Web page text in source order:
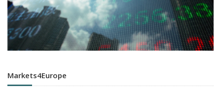
Markets4Europe